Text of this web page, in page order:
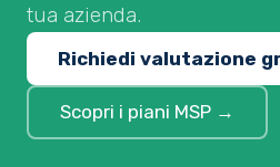
tua azienda.
Richiedi valutazione
Scopri i piani MSP →